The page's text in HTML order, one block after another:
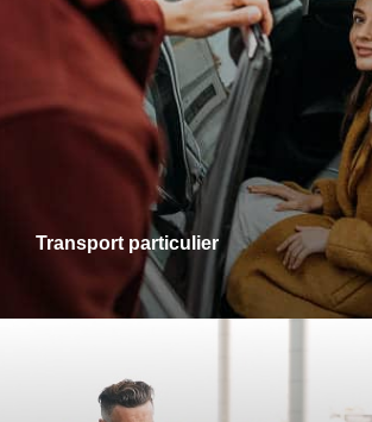
Transport particulier
Transports
Que ce soit pour une sortie en ville, une
proches ou un rendez-vous personnel, je
dans tous vos trajets avec fiabilité et
service adapté à vos besoins, alliant
disponibilité.